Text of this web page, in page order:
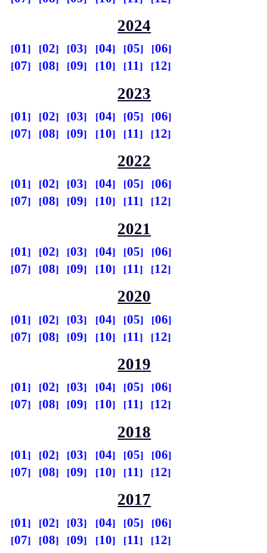
2024
01 02 03 04 05
06
07
08 09 10 11 12
2023
01 02 03 04 05
06
07
08 09 10 11 12
2022
01 02 03 04 05
06
07
08 09 10 11 12
2021
01 02 03 04 05
06
07
08 09 10 11 12
2020
01 02 03 04 05
06
07
08 09 10 11 12
2019
01 02 03 04 05
06
07
08 09 10 11 12
2018
01 02 03 04 05
06
07
08 09 10 11 12
2017
01 02 03 04 05
06
07
08 09 10 11 12